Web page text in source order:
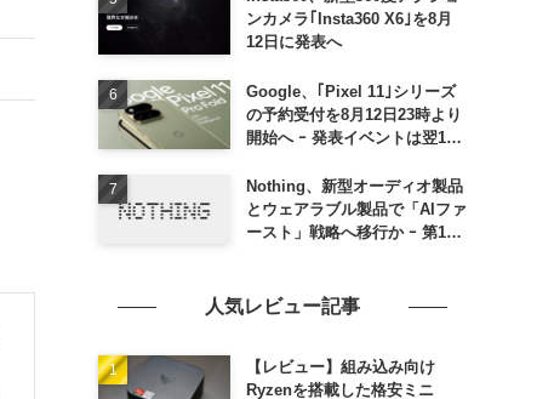
ンカメラ｢Insta360 X6｣を8月
12日に発表へ
Google、｢Pixel 11｣シリーズ
の予約受付を8月12日23時より
開始へ ｰ 発表イベントは翌13
Nothing、新型オーディオ製品
とウェアラブル製品で「AIファ
ースト」戦略へ移行か ｰ 第1弾
人気レビュー記事
【レビュー】組み込み向け
Ryzenを搭載した格安ミニ